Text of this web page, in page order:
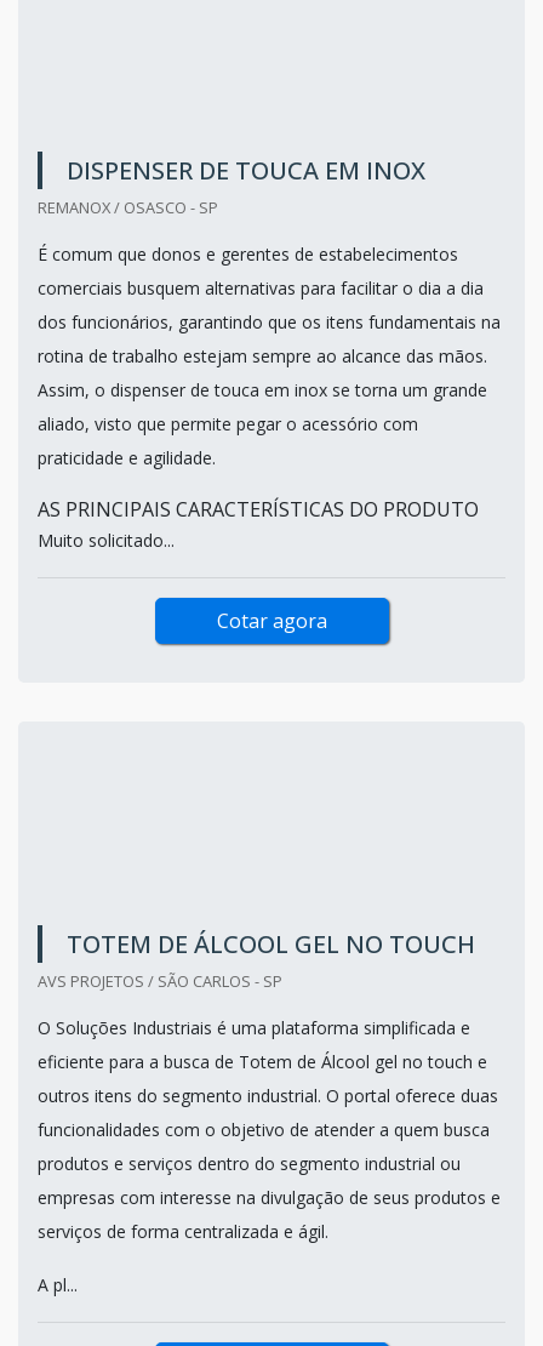
DISPENSER DE TOUCA EM INOX
REMANOX / OSASCO - SP
É comum que donos e gerentes de estabelecimentos
comerciais busquem alternativas para facilitar o dia a dia
dos funcionários, garantindo que os itens fundamentais na
rotina de trabalho estejam sempre ao alcance das mãos.
Assim, o dispenser de touca em inox se torna um grande
aliado, visto que permite pegar o acessório com
praticidade e agilidade.
AS PRINCIPAIS CARACTERÍSTICAS DO PRODUTO
Muito solicitado...
Cotar agora
TOTEM DE ÁLCOOL GEL NO TOUCH
AVS PROJETOS / SÃO CARLOS - SP
O Soluções Industriais é uma plataforma simplificada e
eficiente para a busca de Totem de Álcool gel no touch e
outros itens do segmento industrial. O portal oferece duas
funcionalidades com o objetivo de atender a quem busca
produtos e serviços dentro do segmento industrial ou
empresas com interesse na divulgação de seus produtos e
serviços de forma centralizada e ágil.
A pl...